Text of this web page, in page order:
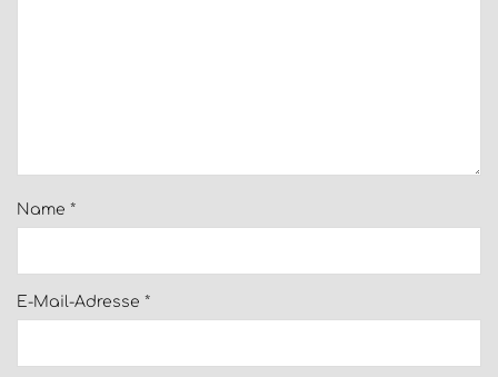
Name *
E-Mail-Adresse *